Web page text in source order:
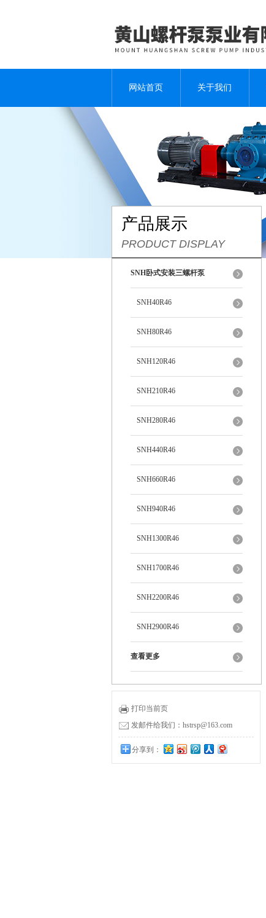
网站首页 关于我们
产品展示
PRODUCT DISPLAY
SNH卧式安装三螺杆泵
SNH40R46
SNH80R46
SNH120R46
SNH210R46
SNH280R46
SNH440R46
SNH660R46
SNH940R46
SNH1300R46
SNH1700R46
SNH2200R46
SNH2900R46
查看更多
打印当前页
发邮件给我们：hstrsp@163.com
分享到：